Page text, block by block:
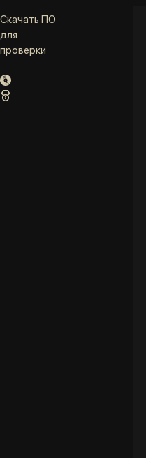
Скачать ПО
для
проверки